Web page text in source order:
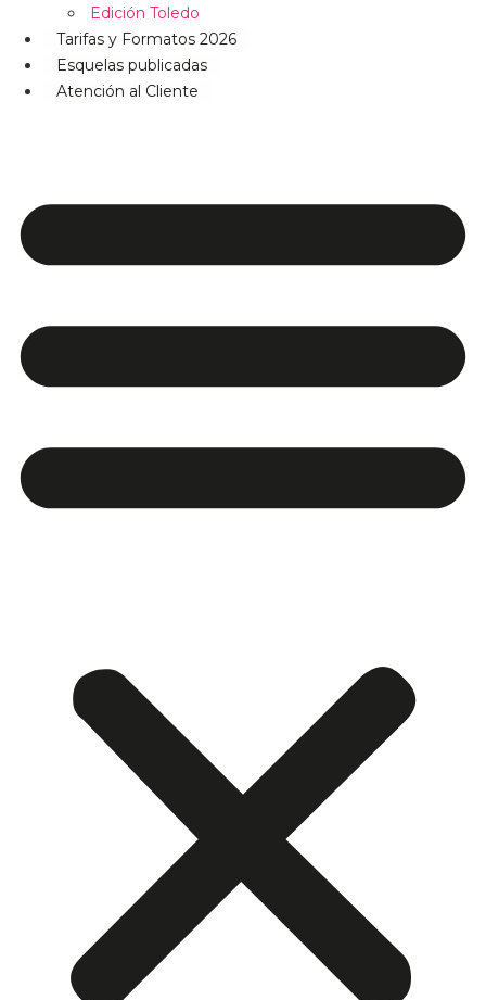
Edición Toledo
Tarifas y Formatos 2026
Esquelas publicadas
Atención al Cliente